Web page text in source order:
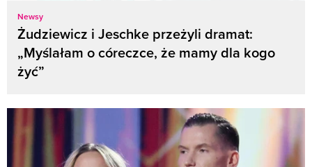
Newsy
Żudziewicz i Jeschke przeżyli dramat:
„Myślałam o córeczce, że mamy dla kogo
żyć”